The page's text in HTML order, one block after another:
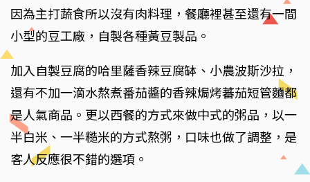
因為主打蔬食所以沒有肉料理，餐廳裡甚至還有一間
小型的豆工廠，自製各種黃豆製品。
加入自製豆腐的哈里薩香辣豆腐缽、小農波斯沙拉，
還有不加一滴水熬煮番茄醬的香辣焗烤蕃茄短管麵都
是人氣商品。更以西餐的方式來做中式的粥品，以一
半白米、一半糙米的方式熬粥，口味也做了調整，是
客人反應很不錯的選項。